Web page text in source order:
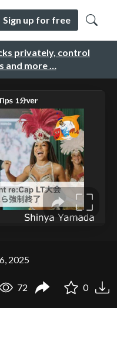
privately, control
and more …
Sign up for free
2025
72 0